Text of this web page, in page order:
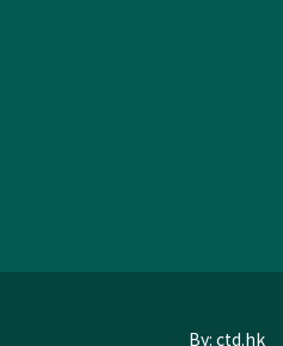
By: ctd.hk